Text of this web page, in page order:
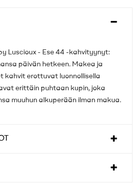
Luscioux - Ese 44 -kahvityynyt:
päivän hetkeen. Makea ja
kahvit erottuvat luonnollisella
erittäin puhtaan kupin, joka
muuhun alkuperään ilman makua.